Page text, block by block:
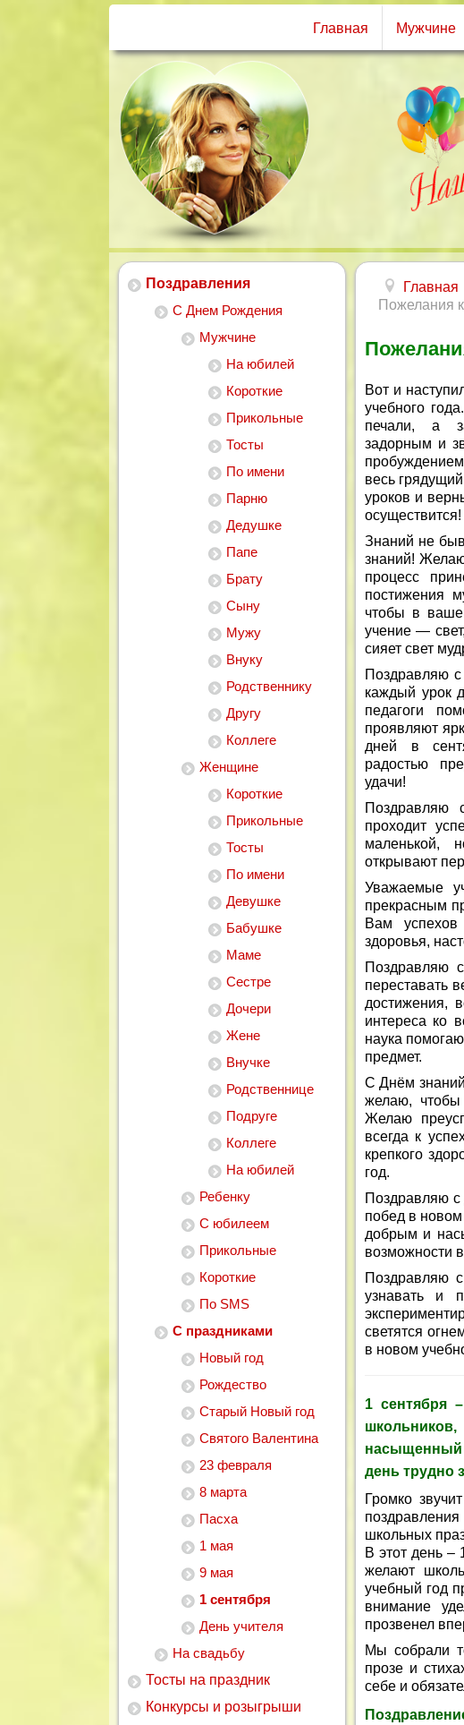
Главная Мужчине
Поздравления
С Днем Рождения
Мужчине
На юбилей
Короткие
Прикольные
Тосты
По имени
Парню
Дедушке
Папе
Брату
Сыну
Мужу
Внуку
Родственнику
Другу
Коллеге
Женщине
Короткие
Прикольные
Тосты
По имени
Девушке
Бабушке
Маме
Сестре
Дочери
Жене
Внучке
Родственнице
Подруге
Коллеге
На юбилей
Ребенку
С юбилеем
Прикольные
Короткие
По SMS
С праздниками
Новый год
Рождество
Старый Новый год
Святого Валентина
23 февраля
8 марта
Пасха
1 мая
9 мая
1 сентября
День учителя
На свадьбу
Тосты на праздник
Конкурсы и розыгрыши
Главная
Пожелания
Вот и
учебного
печали, а
задорным и
весь
уроков и
осуществится!
Знаний не
знаний!
процесс
постижения
чтобы в
учение —
сияет свет
Поздравляю
каждый урок
педагоги
проявляют
дней в
радостью
удачи!
Поздравляю
проходит
маленькой,
открывают
Уважаемые
прекрасным
Вам
здоровья,
Поздравляю
переставать
достижения,
интереса ко
наука
предмет.
С Днём
желаю,
Желаю
всегда к
крепкого
год.
Поздравляю
побед в новом
добрым и
возможности
Поздравляю
узнавать и
светятся
в новом
1 сентября
день трудно
Громко
школьных
В этот день –
желают
учебный год
внимание
прозвенел
Мы собрали
прозе и
себе и